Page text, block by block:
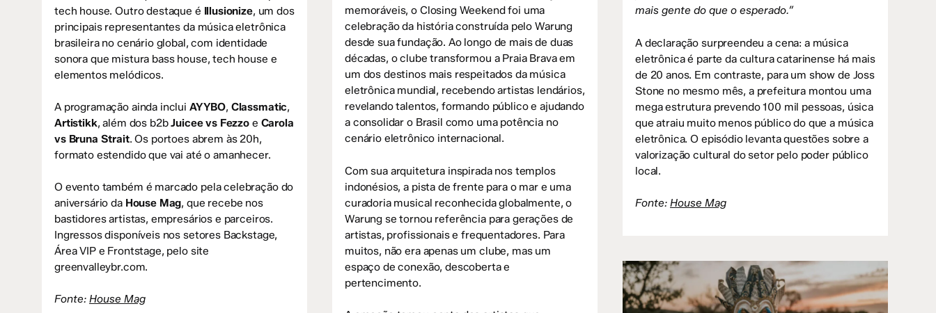
tech house. Outro destaque é Illusionize, um dos
principais representantes da música eletrônica
brasileira no cenário global, com identidade
sonora que mistura bass house, tech house e
elementos melódicos.
A programação ainda inclui AYYBO, Classmatic,
Artistikk, além dos b2bJuicee vs Fezzo e Carola
vs Bruna Strait. Os portoes abrem às 20h,
formato estendido que vai até o amanhecer.
O evento também é marcado pela celebração do
aniversário da House Mag, que recebe nos
bastidores artistas, empresários e parceiros.
Ingressos disponíveis nos setores Backstage,
Área VIP e Frontstage, pelo site
greenvalleybr.com.
Fonte: House Mag
memoráveis, o Closing Weekend foi uma
celebração da história construída pelo Warung
desde sua fundação. Ao longo de mais de duas
décadas, o clube transformou a Praia Brava em
um dos destinos mais respeitados da música
eletrônica mundial, recebendo artistas lendários,
revelando talentos, formando público e ajudando
a consolidar o Brasil como uma potência no
cenário eletrônico internacional.
Com sua arquitetura inspirada nos templos
indonésios, a pista de frente para o mar e uma
curadoria musical reconhecida globalmente, o
Warung se tornou referência para gerações de
artistas, profissionais e frequentadores. Para
muitos, não era apenas um clube, mas um
espaço de conexão, descoberta e
pertencimento.
mais gente do que o esperado.”
A declaração surpreendeu a cena: a música
eletrônica é parte da cultura catarinense há mais
de 20 anos. Em contraste, para um show de Joss
Stone no mesmo mês, a prefeitura montou uma
mega estrutura prevendo 100 mil pessoas, úsica
que atraiu muito menos público do que a música
eletrônica. O episódio levanta questões sobre a
valorização cultural do setor pelo poder público
local.
Fonte: House Mag